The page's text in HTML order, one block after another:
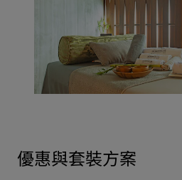
優惠與套裝方案